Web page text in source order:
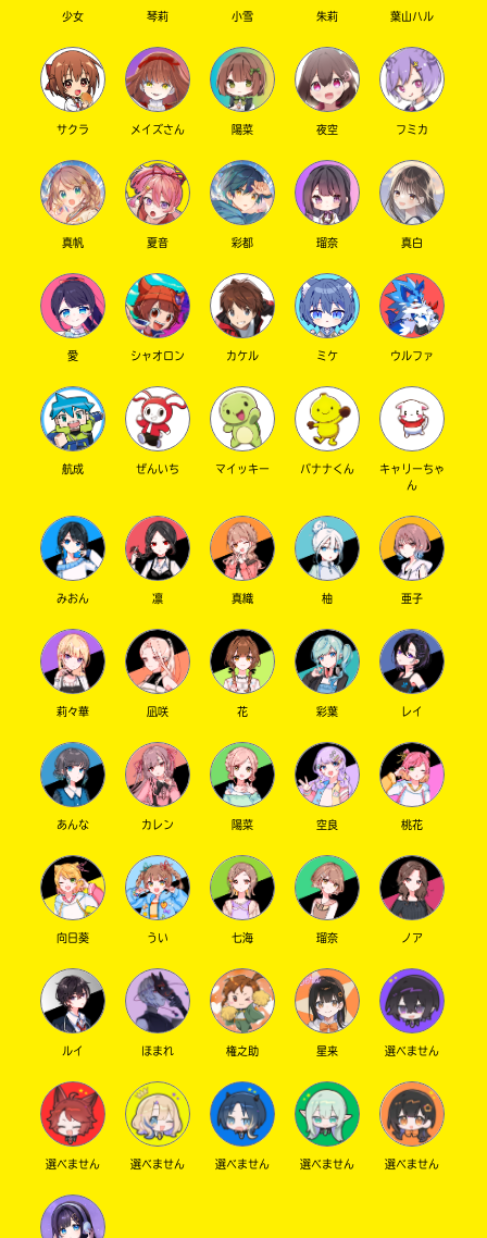
少女 琴莉 小雪 朱莉 葉山ハル
サクラ メイズさん 陽菜 夜空 フミカ
真帆 夏音 彩都 瑠奈 真白
愛 シャオロン カケル ミケ ウルファ
航成 ぜんいち マイッキー バナナくん
キャリーちゃ
ん
みおん 凛 真織 柚 亜子
莉々華 凪咲 花 彩葉 レイ
あんな カレン 陽菜 空良 桃花
向日葵 うい 七海 瑠奈 ノア
ルイ ほまれ 権之助 星来 選べません
選べません 選べません 選べません 選べません 選べません